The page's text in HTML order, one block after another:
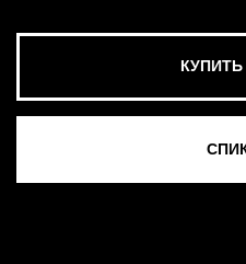
СМОТРЕТЬ ВСЕ ФОТО